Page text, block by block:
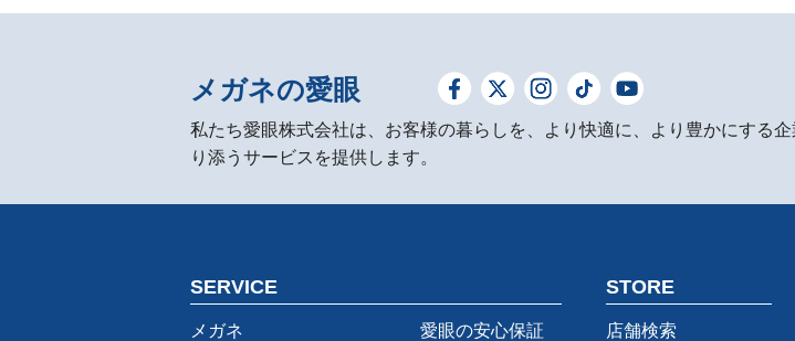
メガネの愛眼
私たち愛眼株式会社は、お客様の暮らしを、より快適に、より豊かにする
り添うサービスを提供します。
SERVICE
メガネ
愛眼の安心保証
STORE
店舗検索